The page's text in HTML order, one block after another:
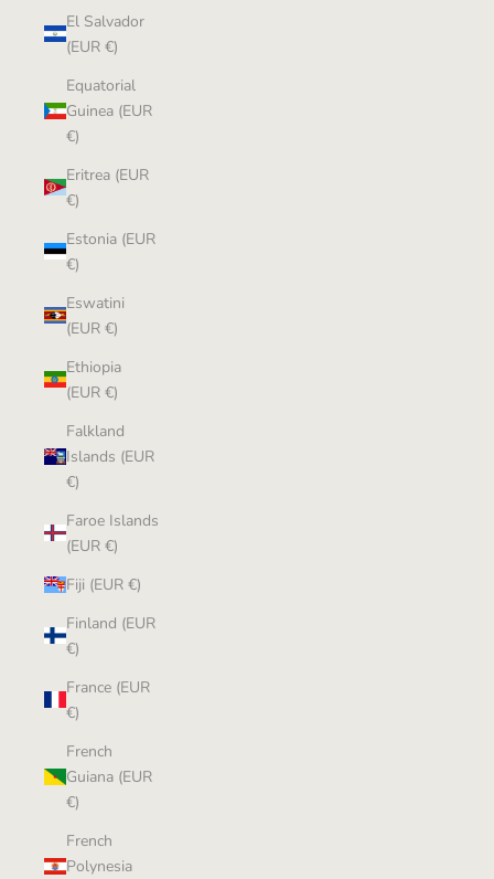
El Salvador
(EUR €)
Equatorial
Guinea (EUR
€)
Eritrea (EUR
€)
Estonia (EUR
€)
Eswatini
(EUR €)
Ethiopia
(EUR €)
Falkland
Islands (EUR
€)
Faroe Islands
(EUR €)
Fiji (EUR €)
Finland (EUR
€)
France (EUR
€)
French
Guiana (EUR
€)
French
Polynesia